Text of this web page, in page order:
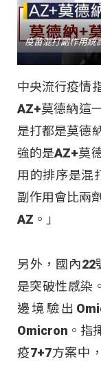
疫苗混打副作用統
中央流行疫情
AZ+莫德納這
是打都是莫德
強的是AZ+莫
用的排序是混
副作用會比兩
AZ。」
另外，國內22
是突破性感染
邊境驗出
Omicron。指
疫7+7方案中